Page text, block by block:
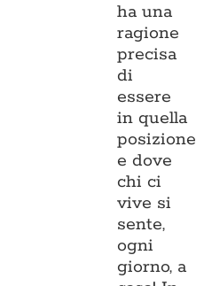
ha una
ragione
precisa
di
essere
in quella
posizione
e dove
chi ci
vive si
sente,
ogni
giorno, a